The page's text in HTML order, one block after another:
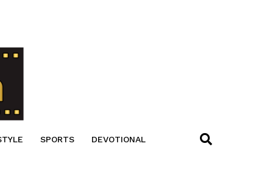
SPORTS DEVOTIONAL